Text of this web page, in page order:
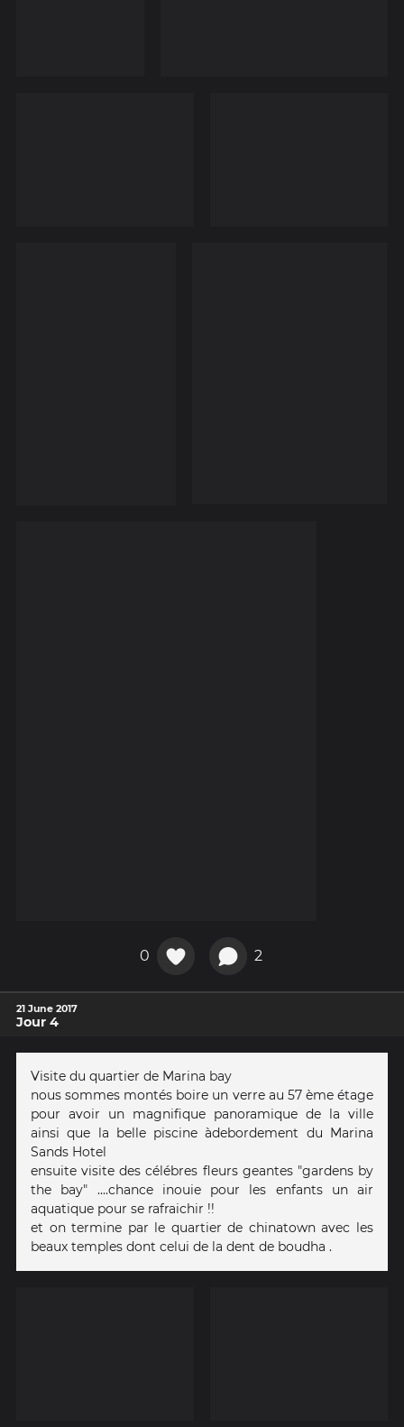
0 2
21 June 2017
Jour 4
Visite du quartier de Marina bay
nous sommes montés boire un verre au 57 ème étage
pour avoir un magnifique panoramique de la ville
ainsi que la belle piscine àdebordement du Marina
Sands Hotel
ensuite visite des célébres fleurs geantes "gardens by
the bay" ....chance inouie pour les enfants un air
aquatique pour se rafraichir !!
et on termine par le quartier de chinatown avec les
beaux temples dont celui de la dent de boudha .